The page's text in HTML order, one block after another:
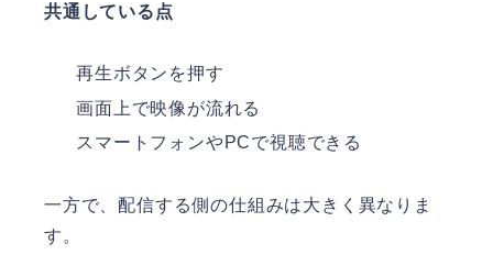
共通している点
再生ボタンを押す
画面上で映像が流れる
スマートフォンやPCで視聴できる
一方で、配信する側の仕組みは大きく異なりま
す。